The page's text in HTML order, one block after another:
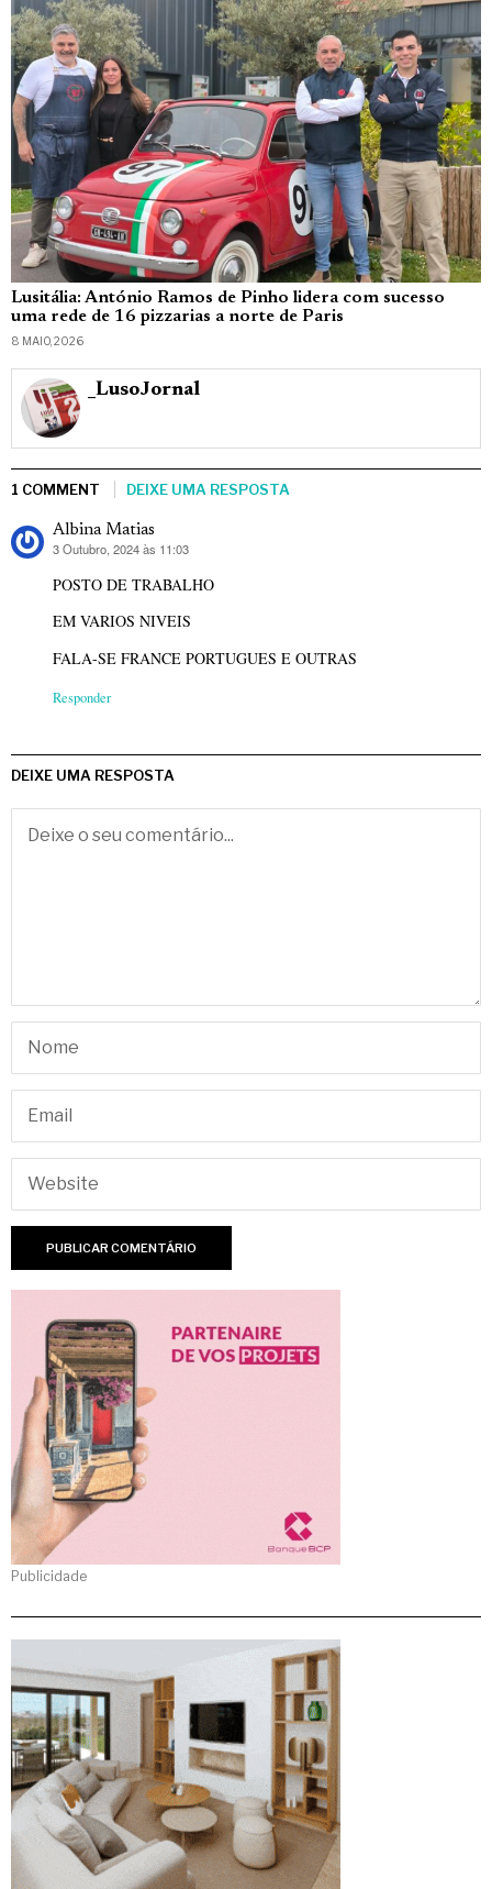
Lusitália: António Ramos de Pinho lidera com sucesso
uma rede de 16 pizzarias a norte de Paris
8 MAIO, 2026
_LusoJornal
1 COMMENT DEIXE UMA RESPOSTA
Albina Matias
diz:
3 Outubro, 2024 às 11:03
POSTO DE TRABALHO
EM VARIOS NIVEIS
FALA-SE FRANCE PORTUGUES E OUTRAS
Responder
DEIXE UMA RESPOSTA
Publicidade